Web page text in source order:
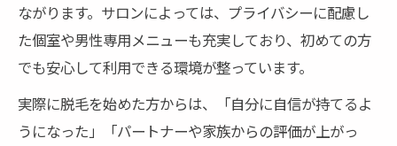
ながります。サロンによっては、プライバシーに配慮し
た個室や男性専用メニューも充実しており、初めての方
でも安心して利用できる環境が整っています。
実際に脱毛を始めた方からは、「自分に自信が持てるよ
うになった」「パートナーや家族からの評価が上がっ